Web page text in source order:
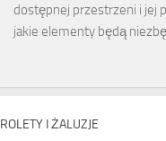
dostępnej przestrzeni i jej
jakie elementy będą
ROLETY I ŻALUZJE